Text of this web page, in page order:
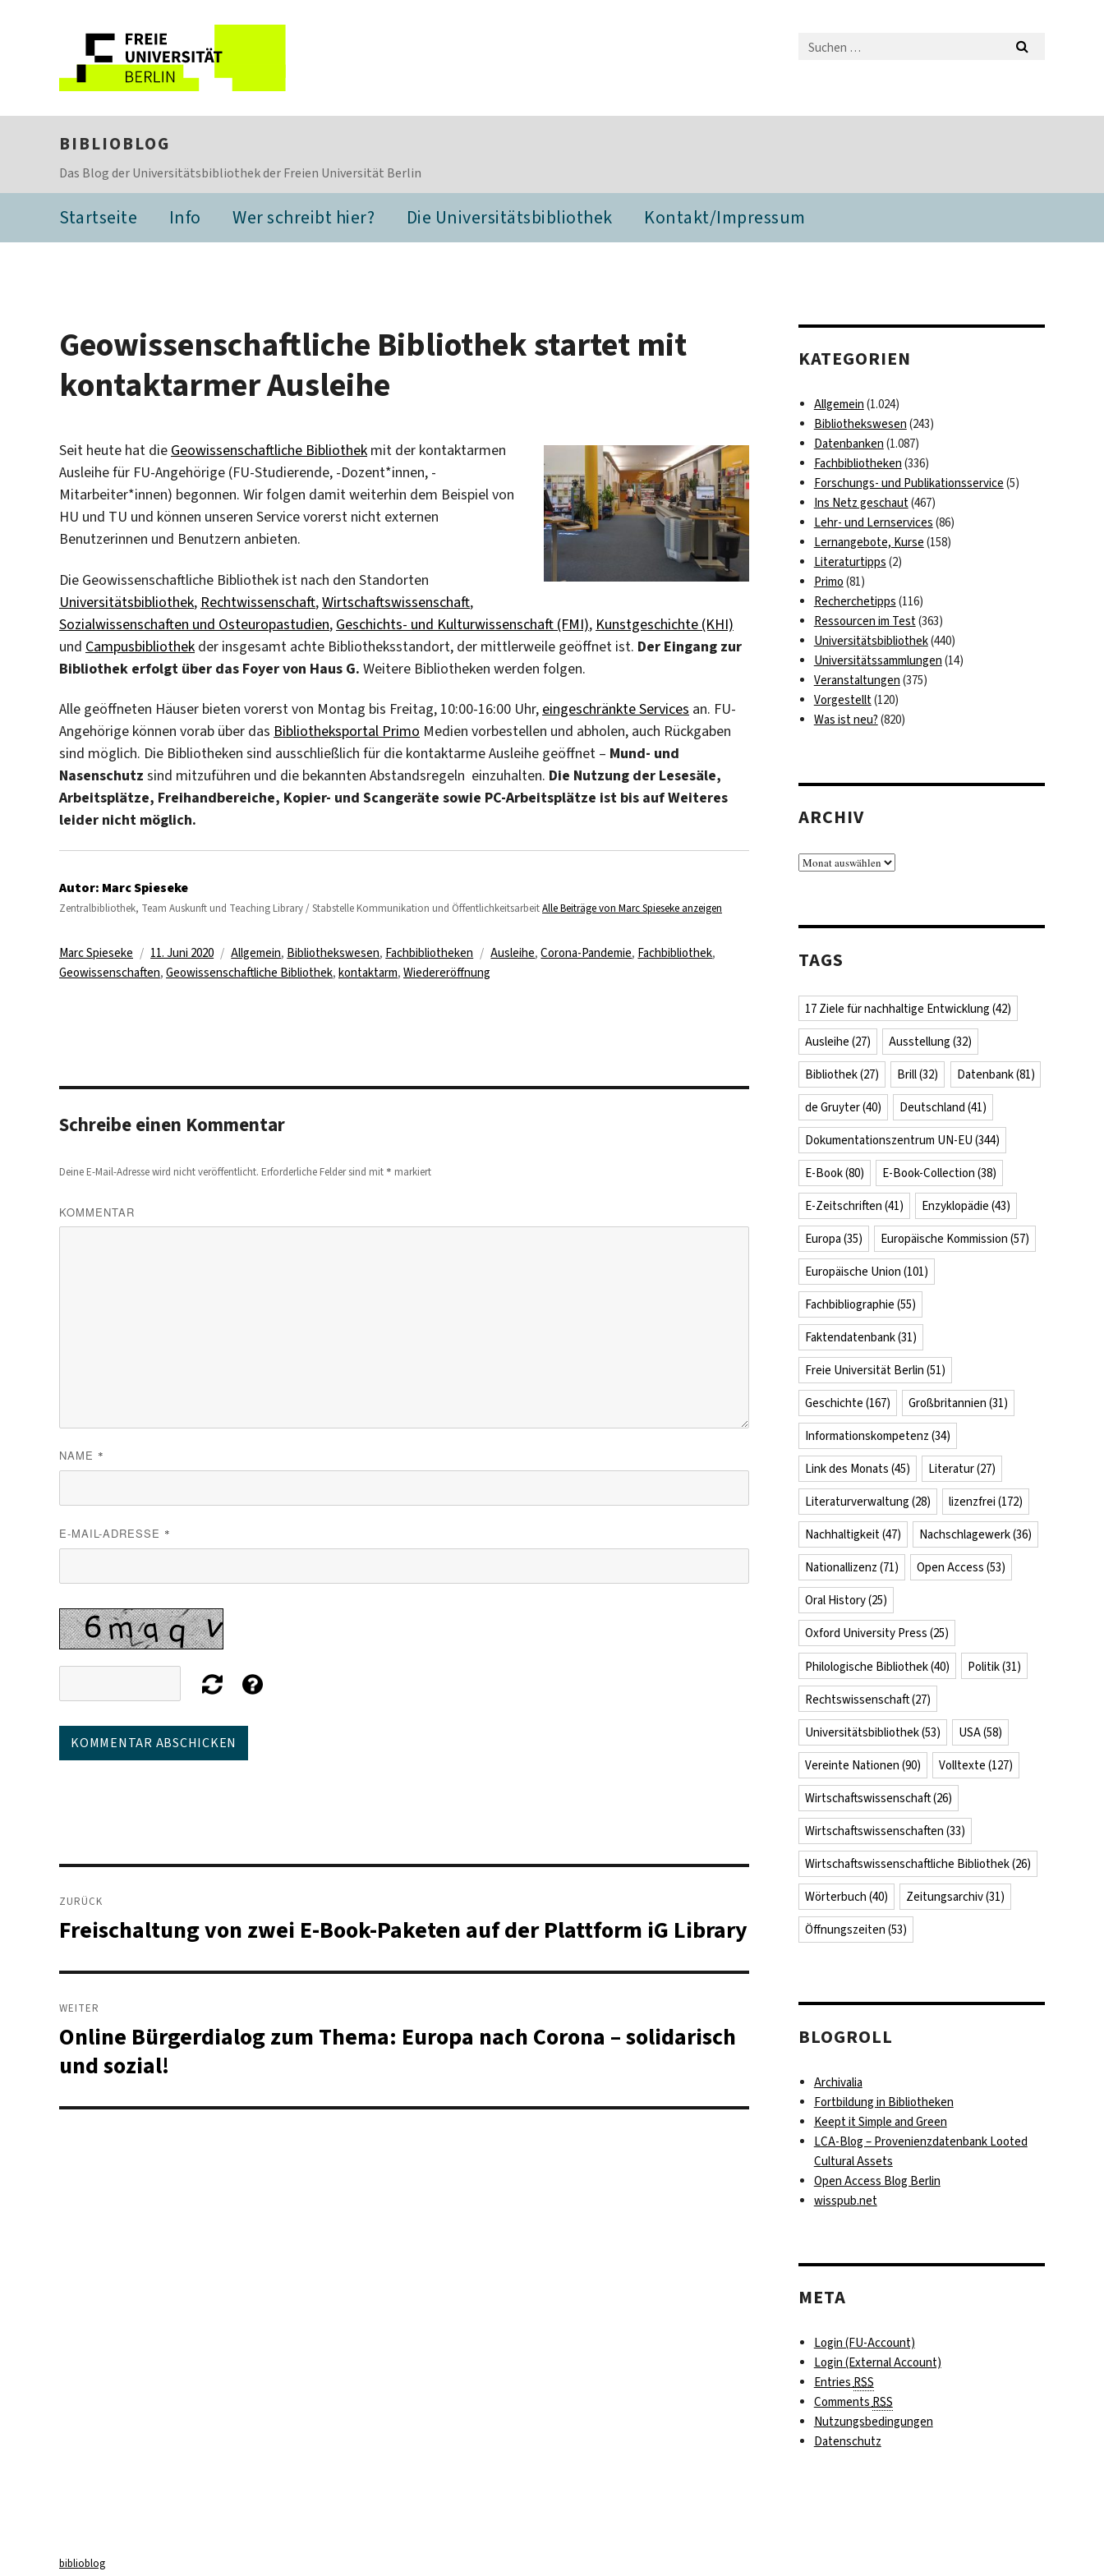
BIBLIOBLOG
Das Blog der Universitätsbibliothek der Freien Universität Berlin
Startseite Info Wer schreibt hier? Die Universitätsbibliothek Kontakt/Impressum
Geowissenschaftliche Bibliothek startet mit
kontaktarmer Ausleihe
Seit heute hat die Geowissenschaftliche Bibliothek mit der kontaktarmen
Ausleihe für FU-Angehörige (FU-Studierende, -Dozent*innen, -
Mitarbeiter*innen) begonnen. Wir folgen damit weiterhin dem Beispiel von
HU und TU und können unseren Service vorerst nicht externen
Benutzerinnen und Benutzern anbieten.
Die Geowissenschaftliche Bibliothek ist nach den Standorten
Universitätsbibliothek, Rechtwissenschaft,Wirtschaftswissenschaft,
Sozialwissenschaften und Osteuropastudien, Geschichts- und Kulturwissenschaft (FMI), Kunstgeschichte (KHI)
und Campusbibliothek der insgesamt achte Bibliotheksstandort, der mittlerweile geöffnet ist. Der Eingang zur
Bibliothek erfolgt über das Foyer von Haus G. Weitere Bibliotheken werden folgen.
Alle geöffneten Häuser bieten vorerst von Montag bis Freitag, 10:00-16:00 Uhr, eingeschränkte Services an. FU-
Angehörige können vorab über das Bibliotheksportal Primo Medien vorbestellen und abholen, auch Rückgaben
sind möglich. Die Bibliotheken sind ausschließlich für die kontaktarme Ausleihe geöffnet – Mund- und
Nasenschutz sind mitzuführen und die bekannten Abstandsregeln einzuhalten. Die Nutzung der Lesesäle,
Arbeitsplätze, Freihandbereiche, Kopier- und Scangeräte sowie PC-Arbeitsplätze ist bis auf Weiteres
leider nicht möglich.
Autor: Marc Spieseke
Zentralbibliothek, Team Auskunft und Teaching Library / Stabstelle Kommunikation und ÖffentlichkeitsarbeitAlle Beiträge von Marc Spieseke anzeigen
Autor
Marc Spieseke
Veröffentlicht
am
11. Juni 2020 Kategorien
Allgemein, Bibliothekswesen, Fachbibliotheken Schlagwörter
Ausleihe,Corona-Pandemie, Fachbibliothek,
Geowissenschaften, Geowissenschaftliche Bibliothek, kontaktarm, Wiedereröffnung
Schreibe einen Kommentar
Deine E-Mail-Adresse wird nicht veröffentlicht. Erforderliche Felder sind mit * markiert
KOMMENTAR
NAME *
E-MAIL-ADRESSE *
Beitragsnavigation
ZURÜCK
Vorheriger
Freischaltung von zwei E-Book-Paketen auf der Plattform iG Library
WEITER
Nächster
Beitrag:
Online Bürgerdialog zum Thema: Europa nach Corona – solidarisch
und sozial!
KATEGORIEN
Allgemein (1.024)
Bibliothekswesen (243)
Datenbanken (1.087)
Fachbibliotheken (336)
Forschungs- und Publikationsservice (5)
Ins Netz geschaut(467)
Lehr- und Lernservices (86)
Lernangebote, Kurse (158)
Literaturtipps (2)
Primo (81)
Recherchetipps (116)
Ressourcen im Test(363)
Universitätsbibliothek(440)
Universitätssammlungen (14)
Veranstaltungen (375)
Vorgestellt(120)
Was ist neu? (820)
ARCHIV
Archiv
TAGS
17 Ziele für nachhaltige Entwicklung (42)
Ausleihe (27) Ausstellung (32)
Bibliothek(27) Brill(32) Datenbank(81)
de Gruyter(40) Deutschland (41)
Dokumentationszentrum UN-EU (344)
E-Book(80) E-Book-Collection (38)
E-Zeitschriften (41) Enzyklopädie (43)
Europa (35) Europäische Kommission (57)
Europäische Union (101)
Fachbibliographie (55)
Faktendatenbank(31)
Freie Universität Berlin (51)
Geschichte (167) Großbritannien (31)
Informationskompetenz (34)
Link des Monats (45) Literatur(27)
Literaturverwaltung (28) lizenzfrei (172)
Nachhaltigkeit(47) Nachschlagewerk(36)
Nationallizenz (71) Open Access (53)
Oral History(25)
Oxford University Press (25)
Philologische Bibliothek(40) Politik(31)
Rechtswissenschaft(27)
Universitätsbibliothek(53) USA(58)
Vereinte Nationen (90) Volltexte (127)
Wirtschaftswissenschaft(26)
Wirtschaftswissenschaften (33)
Wirtschaftswissenschaftliche Bibliothek(26)
Wörterbuch (40) Zeitungsarchiv(31)
Öffnungszeiten (53)
BLOGROLL
Archivalia
Fortbildung in Bibliotheken
Keept it Simple and Green
LCA-Blog – Provenienzdatenbank Looted
Cultural Assets
Open Access Blog Berlin
wisspub.net
META
Login (FU-Account)
Login (External Account)
EntriesRSS
CommentsRSS
Nutzungsbedingungen
Datenschutz
biblioblog